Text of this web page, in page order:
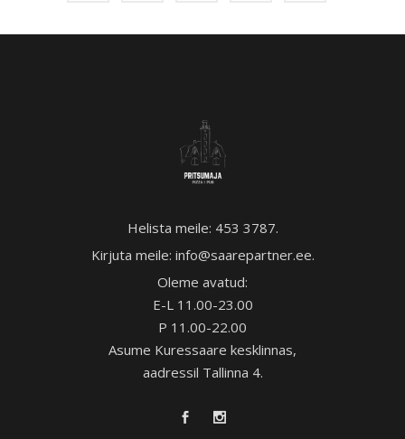
Helista meile: 453 3787.
Kirjuta meile: info@saarepartner.ee.
Oleme avatud:
E-L 11.00-23.00
P 11.00-22.00
Asume Kuressaare kesklinnas,
aadressil Tallinna 4.